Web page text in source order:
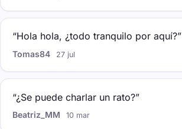
“Hola hola, ¿todo tranquilo por aquí?”
Tomas84 27 jul
“¿Se puede charlar un rato?”
Beatriz_MM 10 mar